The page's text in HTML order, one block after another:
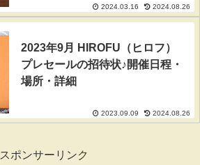
2024.03.16 2024.08.26
2023年9月 HIROFU（ヒロフ）
プレセールの招待状♪開催日程・
場所・詳細
2023.09.09 2024.08.26
スポンサーリンク